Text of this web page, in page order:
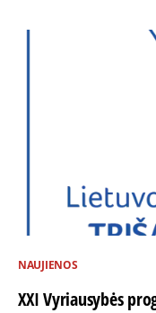
NAUJIENOS
XXI Vyriausybės